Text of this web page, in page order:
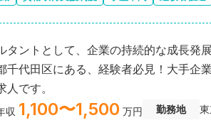
タントとして、企業の持続的な成長発
千代田区にある、経験者必見！大手企
です。
収 1,100〜1,500 万円 勤務地